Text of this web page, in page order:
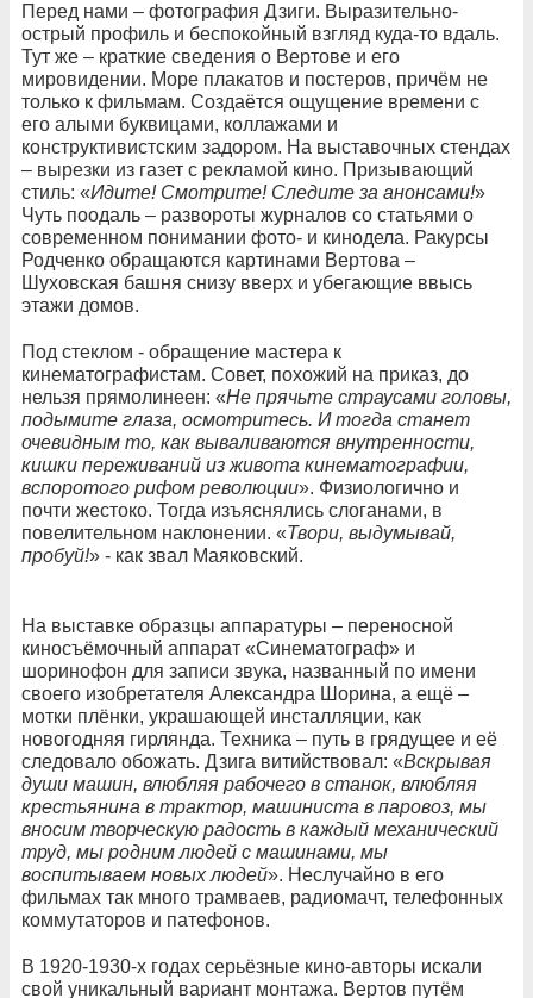
Перед нами – фотография Дзиги. Выразительно-
острый профиль и беспокойный взгляд куда-то вдаль.
Тут же – краткие сведения о Вертове и его
мировидении. Море плакатов и постеров, причём не
только к фильмам. Создаётся ощущение времени с
его алыми буквицами, коллажами и
конструктивистским задором. На выставочных стендах
– вырезки из газет с рекламой кино. Призывающий
стиль: «Идите! Смотрите! Следите за анонсами!»
Чуть поодаль – развороты журналов со статьями о
современном понимании фото- и кинодела. Ракурсы
Родченко обращаются картинами Вертова –
Шуховская башня снизу вверх и убегающие ввысь
этажи домов.
Под стеклом - обращение мастера к
кинематографистам. Совет, похожий на приказ, до
нельзя прямолинеен: «Не прячьте страусами головы,
подымите глаза, осмотритесь. И тогда станет
очевидным то, как вываливаются внутренности,
кишки переживаний из живота кинематографии,
вспоротого рифом революции». Физиологично и
почти жестоко. Тогда изъяснялись слоганами, в
повелительном наклонении. «Твори, выдумывай,
пробуй!» - как звал Маяковский.
На выставке образцы аппаратуры – переносной
киносъёмочный аппарат «Синематограф» и
шоринофон для записи звука, названный по имени
своего изобретателя Александра Шорина, а ещё –
мотки плёнки, украшающей инсталляции, как
новогодняя гирлянда. Техника – путь в грядущее и её
следовало обожать. Дзига витийствовал: «Вскрывая
души машин, влюбляя рабочего в станок, влюбляя
крестьянина в трактор, машиниста в паровоз, мы
вносим творческую радость в каждый механический
труд, мы родним людей с машинами, мы
воспитываем новых людей». Неслучайно в его
фильмах так много трамваев, радиомачт, телефонных
коммутаторов и патефонов.
В 1920-1930-х годах серьёзные кино-авторы искали
свой уникальный вариант монтажа. Вертов путём